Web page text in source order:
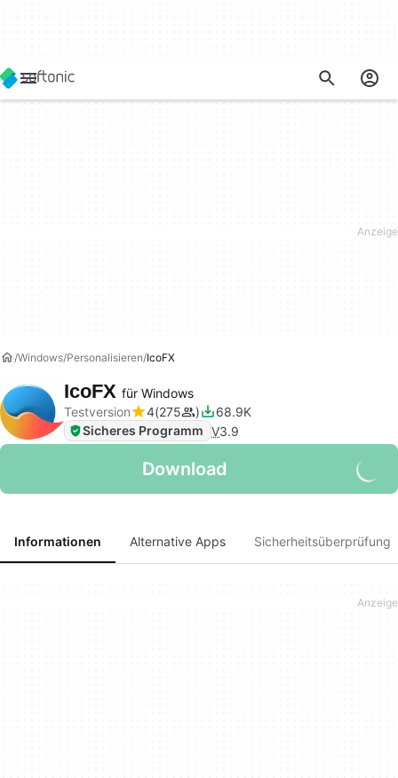
Windows Personalisieren IcoFX
IcoFX für Windows
Testversion
4 275
68.9K
Sicheres Programm V3.9
Download
Informationen Alternative Apps Sicherheitsüberprüfung